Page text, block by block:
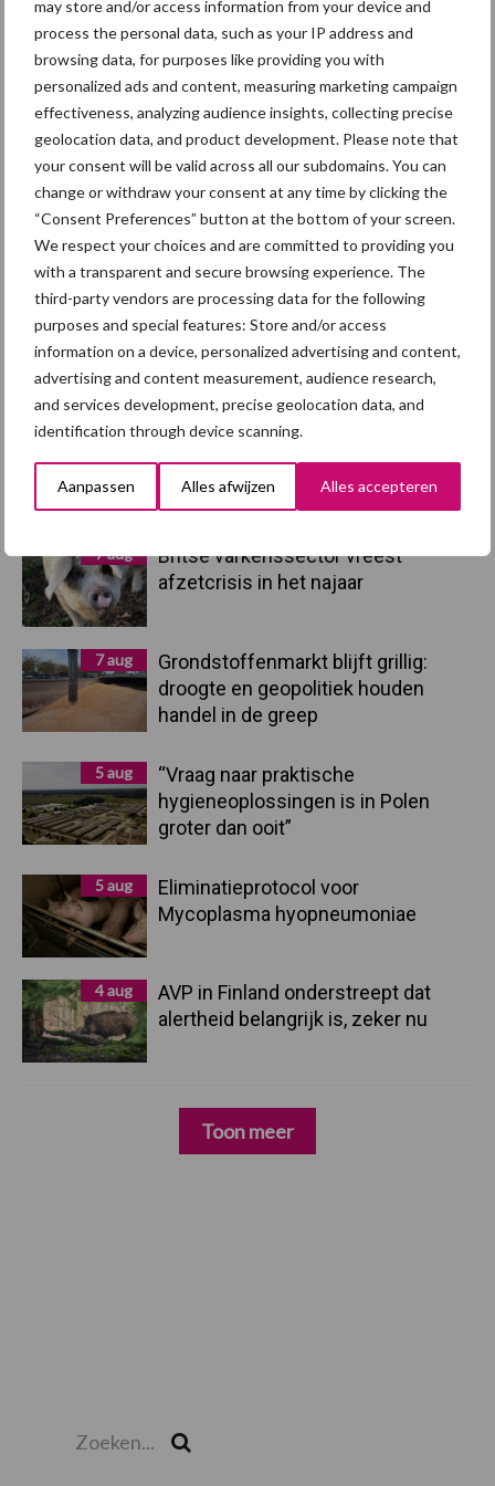
may store and/or access information from your device and
process the personal data, such as your IP address and
browsing data, for purposes like providing you with
personalized ads and content, measuring marketing campaign
effectiveness, analyzing audience insights, collecting precise
geolocation data, and product development. Please note that
your consent will be valid across all our subdomains. You can
change or withdraw your consent at any time by clicking the
“Consent Preferences” button at the bottom of your screen.
We respect your choices and are committed to providing you
with a transparent and secure browsing experience. The
third-party vendors are processing data for the following
purposes and special features: Store and/or access
information on a device, personalized advertising and content,
advertising and content measurement, audience research,
and services development, precise geolocation data, and
identification through device scanning.
Aanpassen Alles afwijzen Alles accepteren
Primaire
Recent nieuws Partner nieuws
7 aug
Britse varkenssector vreest
afzetcrisis in het najaar
7 aug
Grondstoffenmarkt blijft grillig:
droogte en geopolitiek houden
handel in de greep
5 aug
“Vraag naar praktische
hygieneoplossingen is in Polen
groter dan ooit”
5 aug
Eliminatieprotocol voor
Mycoplasma hyopneumoniae
4 aug
AVP in Finland onderstreept dat
alertheid belangrijk is, zeker nu
Toon meer
Diergezondheid Fokkerij Huisvesting
Afrikaanse
varkenspest
Brachyspira
Toon meer